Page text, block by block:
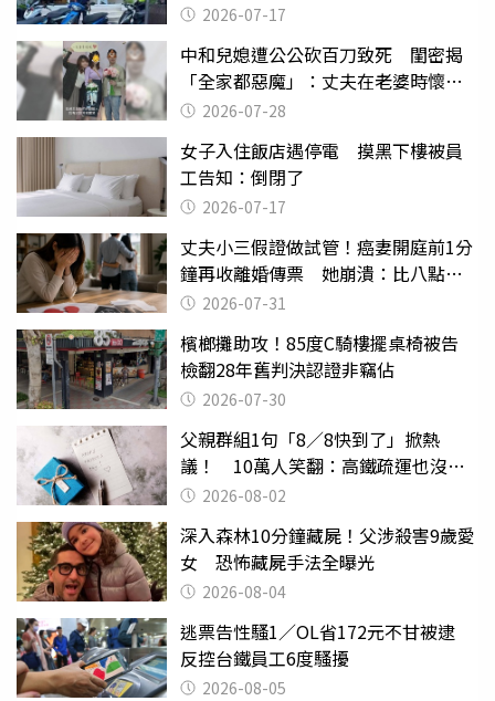
2026-07-17
中和兒媳遭公公砍百刀致死 閨密揭
「全家都惡魔」：丈夫在老婆時懷孕
摔東西
2026-07-28
女子入住飯店遇停電 摸黑下樓被員
工告知：倒閉了
2026-07-17
丈夫小三假證做試管！癌妻開庭前1分
鐘再收離婚傳票 她崩潰：比八點檔
還扯2026-07-31
檳榔攤助攻！85度C騎樓擺桌椅被告
檢翻28年舊判決認證非竊佔
2026-07-30
父親群組1句「8／8快到了」掀熱
議！ 10萬人笑翻：高鐵疏運也沒列
父親節
2026-08-02
深入森林10分鐘藏屍！父涉殺害9歲愛
女 恐怖藏屍手法全曝光
2026-08-04
逃票告性騷1／OL省172元不甘被逮
反控台鐵員工6度騷擾
2026-08-05